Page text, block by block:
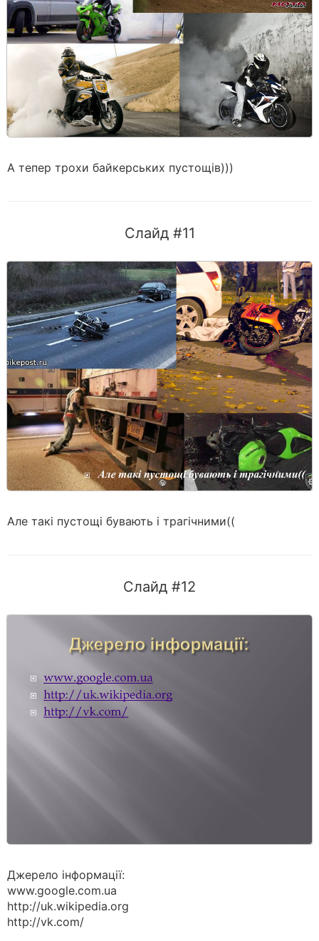
А тепер трохи байкерських пустощів)))
Слайд #11
Але такі пустощі бувають і трагічними((
Слайд #12
Джерело інформації:
www.google.com.ua
http://uk.wikipedia.org
http://vk.com/